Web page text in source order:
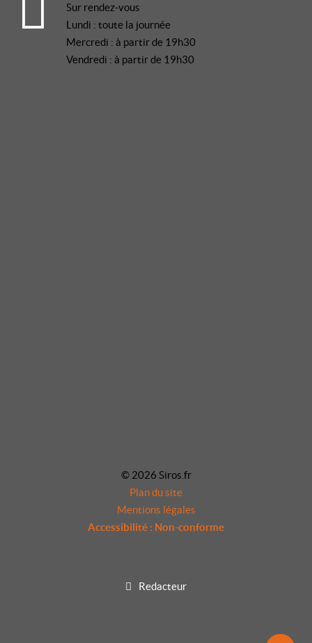
Sur rendez-vous
Lundi : toute la journée
Mercredi : à partir de 19h30
Vendredi : à partir de 19h30
© 2026 Siros.fr
Plan du site
Mentions légales
Accessibilité : Non-conforme
Redacteur